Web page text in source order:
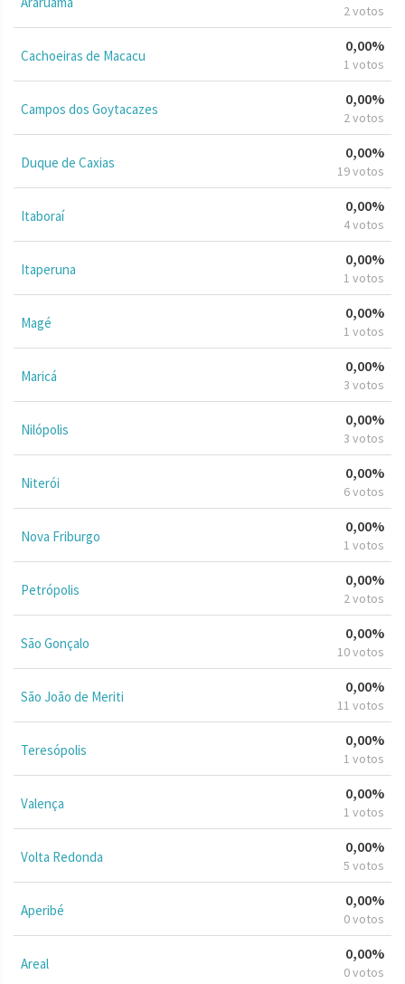
2 votos
Cachoeiras de Macacu
0,00%
1 votos
Campos dos Goytacazes
0,00%
2 votos
Duque de Caxias
0,00%
19 votos
Itaboraí
0,00%
4 votos
Itaperuna
0,00%
1 votos
Magé
0,00%
1 votos
Maricá
0,00%
3 votos
Nilópolis
0,00%
3 votos
Niterói
0,00%
6 votos
Nova Friburgo
0,00%
1 votos
Petrópolis
0,00%
2 votos
São Gonçalo
0,00%
10 votos
São João de Meriti
0,00%
11 votos
Teresópolis
0,00%
1 votos
Valença
0,00%
1 votos
Volta Redonda
0,00%
5 votos
Aperibé
0,00%
0 votos
Areal
0,00%
0 votos